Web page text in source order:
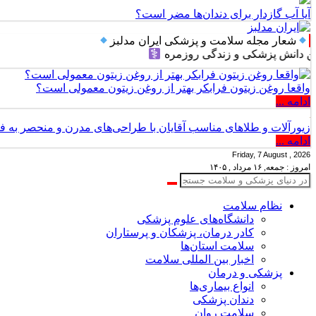
آیا آب گازدار برای دندان‌ها مضر است؟
شعار مجله سلامت و پزشکی ایران مدلبز
و زندگی روزمره
واقعا روغن زیتون فرابکر بهتر از روغن زیتون معمولی است؟
ادامه ...
زیورآلات و طلاهای مناسب آقایان با طراحی‌های مدرن و منحصر به
ادامه ...
Friday, 7 August , 2026
امروز : جمعه, ۱۶ مرداد , ۱۴۰۵
نظام سلامت
دانشگاه‌های علوم پزشکی
کادر درمان، پزشکان و پرستاران
سلامت استان‌ها
اخبار بین المللی سلامت
پزشکی و درمان
انواع بیماری‌ها
دندان پزشکی
سلامت روان